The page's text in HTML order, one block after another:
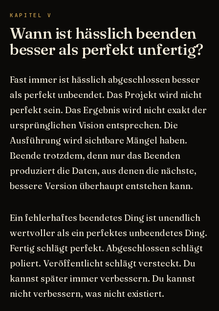
KAPITEL V
Wann ist hässlich beenden
besser als perfekt unfertig?
Fast immer ist hässlich abgeschlossen besser
als perfekt unbeendet. Das Projekt wird nicht
perfekt sein. Das Ergebnis wird nicht exakt der
ursprünglichen Vision entsprechen. Die
Ausführung wird sichtbare Mängel haben.
Beende trotzdem, denn nur das Beenden
produziert die Daten, aus denen die nächste,
bessere Version überhaupt entstehen kann.
Ein fehlerhaftes beendetes Ding ist unendlich
wertvoller als ein perfektes unbeendetes Ding.
Fertig schlägt perfekt. Abgeschlossen schlägt
poliert. Veröffentlicht schlägt versteckt. Du
kannst später immer verbessern. Du kannst
nicht verbessern, was nicht existiert.